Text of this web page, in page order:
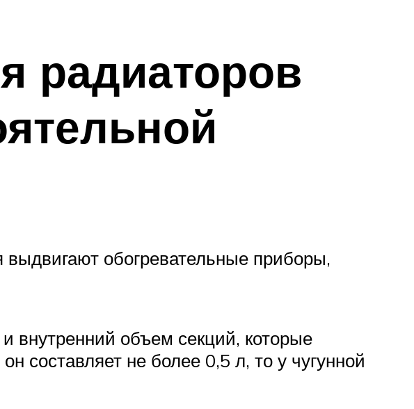
радиаторов
выдвигают обогревательные приборы,
внутренний объем секций, которые
составляет не более 0,5 л, то у чугунной